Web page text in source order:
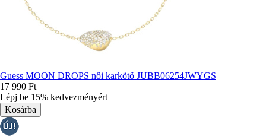
Guess MOON DROPS női karkötő JUBB06254JWYGS
17 990 Ft
Lépj be 15% kedvezményért